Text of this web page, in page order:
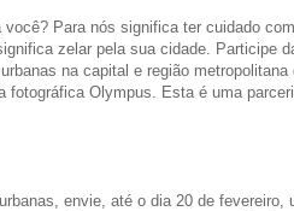
você? Para nós significa ter cuidado
zelar pela sua cidade. Participe
na capital e região metropolitana
fotográfica Olympus. Esta é uma
envie, até o dia 20 de fevereiro,